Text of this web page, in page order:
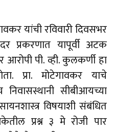
यांची रविवारी दिवसभर
प्रकरणात यापूर्वी अटक
पी. व्ही. कुलकर्णी हा
प्रा. मोटेगावकर याचे
सीबीआयच्या
विषयाशी संबंधित
प्रश्न ३ मे रोजी पार